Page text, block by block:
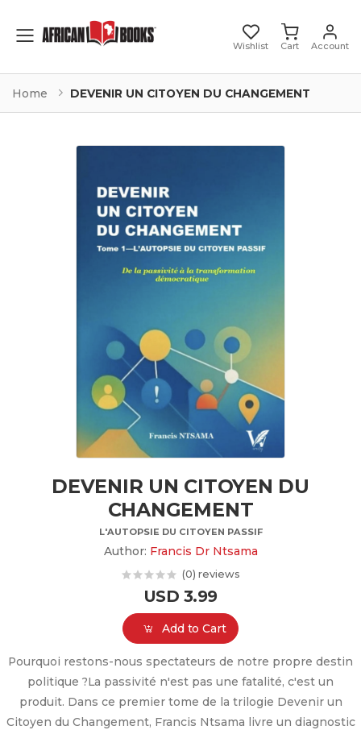
Toggle mobile menu Wishlist Cart Account
Home DEVENIR UN CITOYEN DU CHANGEMENT
DEVENIR UN CITOYEN DU
CHANGEMENT
L'AUTOPSIE DU CITOYEN PASSIF
Author: Francis Dr Ntsama
(0) reviews
USD 3.99
Add to Cart
Pourquoi restons-nous spectateurs de notre propre destin
politique ? ​La passivité n'est pas une fatalité, c'est un
produit. Dans ce premier tome de la trilogie Devenir un
Citoyen du Changement, Francis Ntsama livre un diagnostic